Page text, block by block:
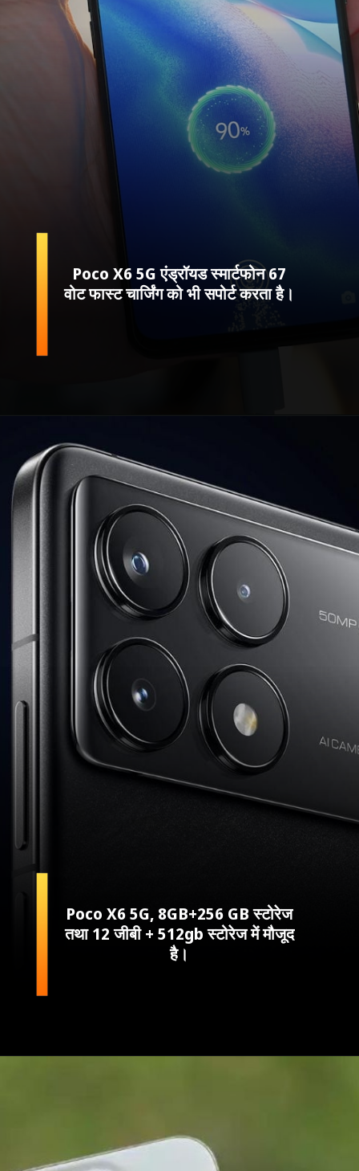
Poco X6 5G एंड्रॉयड स्मार्टफोन 67
वोट फास्ट चार्जिंग को भी सपोर्ट करता है।
Poco X6 5G, 8GB+256 GB स्टोरेज
तथा 12 जीबी + 512gb स्टोरेज में मौजूद
है।